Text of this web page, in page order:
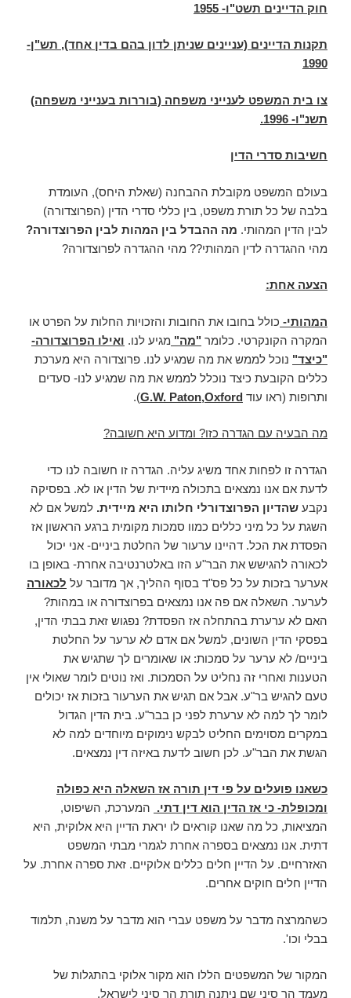
חוק הדיינים תשט"ו- 1955
תקנות הדיינים (עניינים שניתן לדון בהם בדין אחד), תש"ן-
1990
צו בית המשפט לענייני משפחה (בוררות בענייני משפחה)
תשנ"ו- 1996.
חשיבות סדרי הדין
בעולם המשפט מקובלת ההבחנה (שאלת היחס), העומדת
בלבה של כל תורת משפט, בין כללי סדרי הדין (הפרוצדורה)
לבין הדין המהותי. מה ההבדל בין המהות לבין הפרוצדורה?
מהי ההגדרה לדין המהותי?? מהי ההגדרה לפרוצדורה?
הצעה אחת:
המהותי- כולל בחובו את החובות והזכויות החלות על הפרט או
המקרה הקונקרטי. כלומר "מה" מגיע לנו. ואילו הפרוצדורה-
"כיצד" נוכל לממש את מה שמגיע לנו. פרוצדורה היא מערכת
כללים הקובעת כיצד נוכלל לממש את מה שמגיע לנו- סעדים
ותרופות (ראו עוד G.W. Paton,Oxford
).
מה הבעיה עם הגדרה כזו? ומדוע היא חשובה?
הגדרה זו לפחות אחד משיג עליה. הגדרה זו חשובה לנו כדי
לדעת אם אנו נמצאים בתכולה מיידית של הדין או לא. בפסיקה
נקבע שהדיון הפרוצדורלי חלותו היא מיידית. למשל אם לא
השגת על כל מיני כללים כמוו סמכות מקומית ברגע הראשון אז
הפסדת את הכל. דהיינו ערעור של החלטת ביניים- אני יכול
לכאורה להגישש את הבר"ע הזו באלטרנטיבה אחרת- באופן בו
אערער בזכות על כל פס"ד בסוף ההליך, אך מדובר על לכאורה
לערער. השאלה אם פה אנו נמצאים בפרוצדורה או במהות?
האם לא ערערת בהתחלה אז הפסדת? נפגוש זאת בבתי הדין,
בפסקי הדין השונים, למשל אם אדם לא ערער על החלטת
ביניים/ לא ערער על סמכות: או שאומרים לך שתגיש את
הטענות ואחרי זה נחליט על הסמכות. ואז נוטים לומר שאולי אין
טעם להגיש בר"ע. אבל אם תגיש את הערעור בזכות אז יכולים
לומר לך למה לא ערערת לפני כן בבר"ע. בית הדין הגדול
במקרים מסוימים החליט לבקש נימוקים מיוחדים למה לא
הגשת את הבר"ע. לכן חשוב לדעת באיזה דין נמצאים.
כשאנו פועלים על פי דין תורה אז השאלה היא כפולה
ומכופלת- כי אז הדין הוא דין דתי. המערכת, השיפוט,
המציאות, כל מה שאנו קוראים לו יראת הדיין היא אלוקית, היא
דתית. אנו נמצאים בספרה אחרת לגמרי מבתי המשפט
האזרחיים. על הדיין חלים כללים אלוקיים. זאת ספרה אחרת. על
הדיין חלים חוקים אחרים.
כשהמרצה מדבר על משפט עברי הוא מדבר על משנה, תלמוד
בבלי וכו'.
המקור של המשפטים הללו הוא מקור אלוקי בהתגלות של
מעמד הר סיני שם ניתנה תורת הר סיני לישראל.